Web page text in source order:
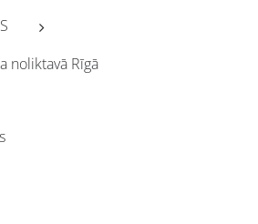
noliktavā Rīgā